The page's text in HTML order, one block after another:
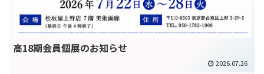
高18期会員個展のお知らせ
2026.07.26